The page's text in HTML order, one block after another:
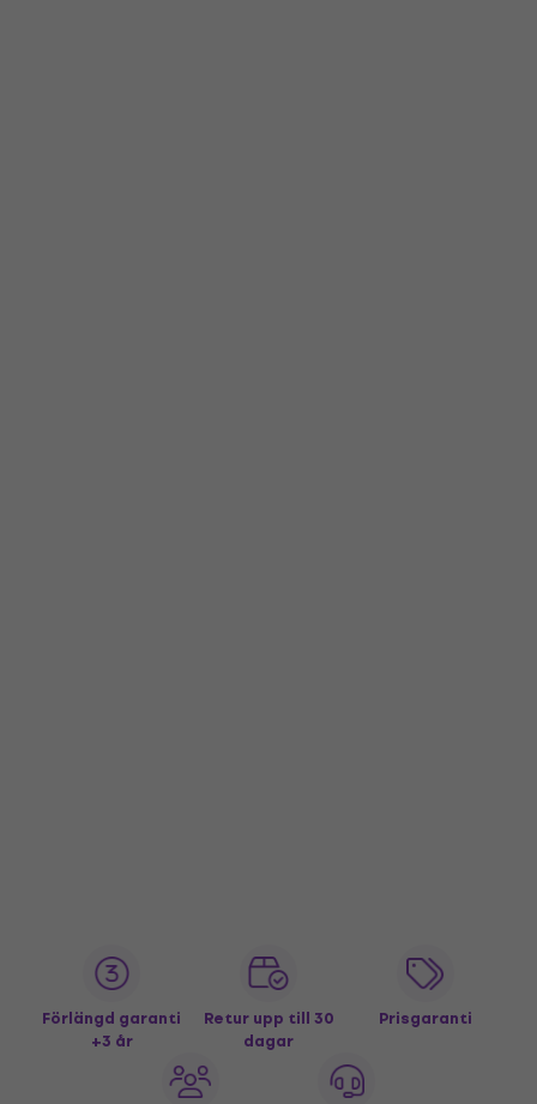
Förlängd garanti
+3 år
Retur upp till 30
dagar
Prisgaranti